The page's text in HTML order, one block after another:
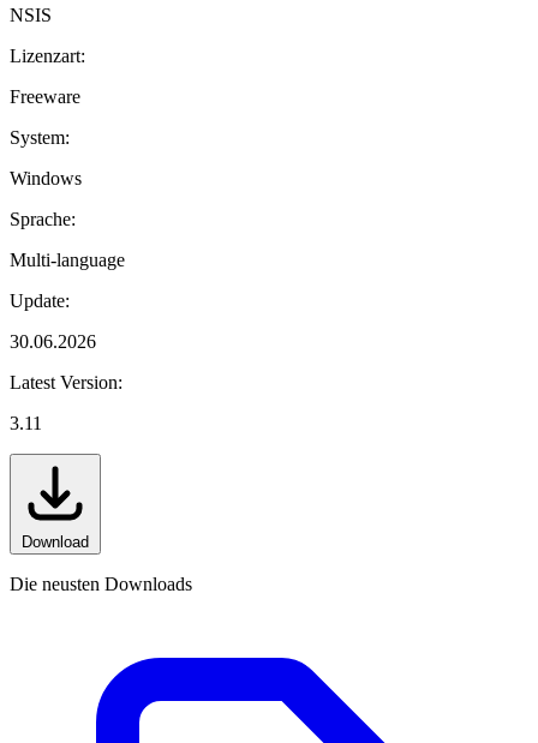
NSIS
Lizenzart:
Freeware
System:
Windows
Sprache:
Multi-language
Update:
30.06.2026
Latest Version:
3.11
Download
Die neusten Downloads